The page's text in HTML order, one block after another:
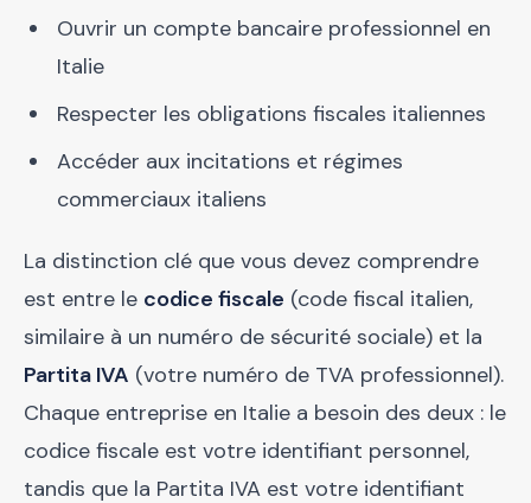
Ouvrir un compte bancaire professionnel en
Italie
Respecter les obligations fiscales italiennes
Accéder aux incitations et régimes
commerciaux italiens
La distinction clé que vous devez comprendre
est entre le codice fiscale (code fiscal italien,
similaire à un numéro de sécurité sociale) et la
Partita IVA (votre numéro de TVA professionnel).
Chaque entreprise en Italie a besoin des deux : le
codice fiscale est votre identifiant personnel,
tandis que la Partita IVA est votre identifiant